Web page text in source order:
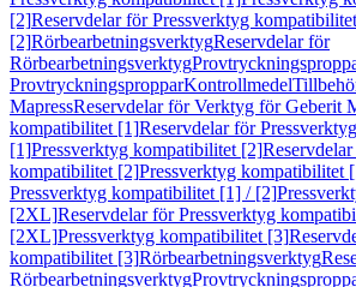
[2]Reservdelar för Pressverktyg kompatibilitet
[2]RörbearbetningsverktygReservdelar för
Rörbearbetningsverktyg
ProvtryckningspropparKontrollmedel
MapressReservdelar för Verktyg för Geberit
kompatibilitet [1]Reservdelar för
[1]Pressverktyg kompatibilitet [2]
kompatibilitet [2]Pressverktyg kompatibilitet
Pressverktyg kompatibilitet [1] / [2]
[2XL]Reservdelar för Pressverktyg
[2XL]Pressverktyg kompatibilitet [3]
kompatibilitet [3]Rörbearbetningsverktyg
Rörbearbetningsverktyg